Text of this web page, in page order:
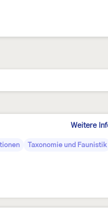
Weitere
Taxonomie und Faunistik